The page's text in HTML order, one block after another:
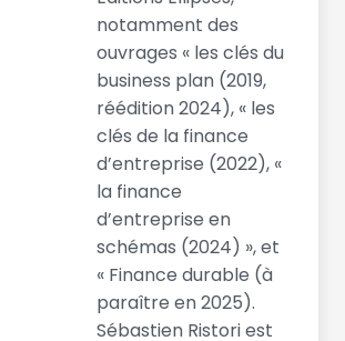
notamment des
ouvrages « les clés du
business plan (2019,
réédition 2024), « les
clés de la finance
d’entreprise (2022), «
la finance
d’entreprise en
schémas (2024) », et
« Finance durable (à
paraître en 2025).
Sébastien Ristori est